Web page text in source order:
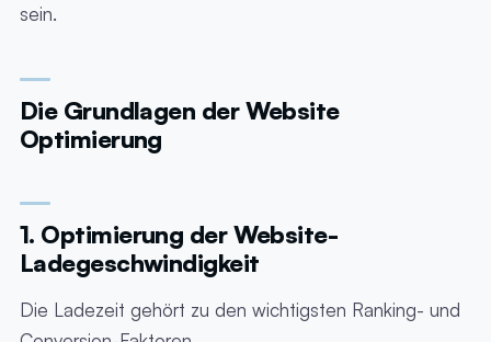
sein.
Die Grundlagen der Website
Optimierung
1. Optimierung der Website-
Ladegeschwindigkeit
Die Ladezeit gehört zu den wichtigsten Ranking- und